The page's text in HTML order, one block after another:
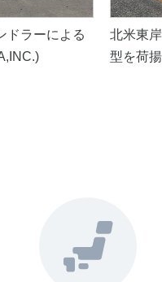
ドラーによる
北米東
型を荷